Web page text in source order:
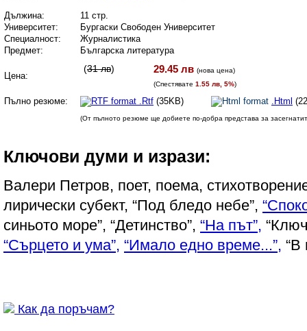
Дължина:
11 стр.
Университет:
Бургаски Свободен Университет
Специалност:
Журналистика
Предмет:
Българска литература
Цена:
(31 лв) 29.45 лв (нова цена)
(Спестявате 1.55 лв, 5%)
Пълно резюме: .Rtf (35KB) .Html
(От пълното резюме ще добиете по-добра представа за
Ключови думи и изрази:
Валери Петров, поет, поема,
лирически субект, “Под бледо небе”,
синьото море”, “Детинство”, “На път”,
“Сърцето и ума”, “Имало едно време...”, “В
Как да поръчам?